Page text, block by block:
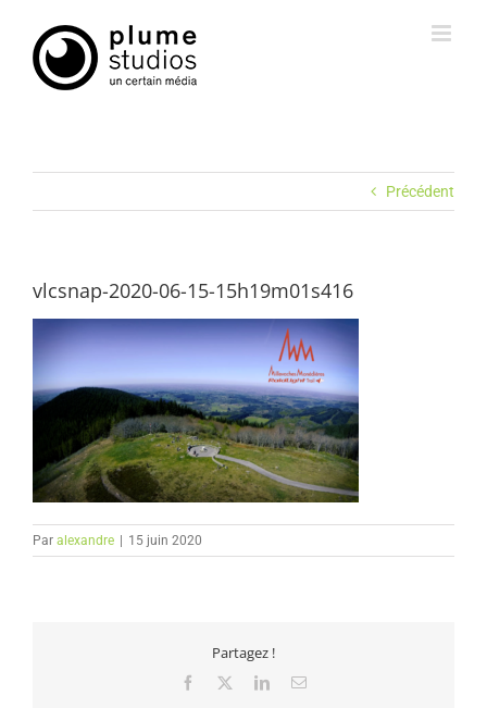
contenu
Précédent
vlcsnap-2020-06-15-15h19m01s416
Par alexandre 15 juin 2020
Partagez !
Facebook LinkedIn